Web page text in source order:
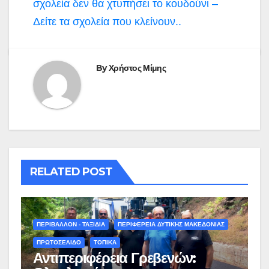
σχολεία δεν θα χτυπήσει το κουδούνι –
Δείτε τα σχολεία που κλείνουν..
ByΧρήστος Μίμης
RELATED POST
ΠΕΡΙΒΑΛΛΟΝ - ΤΑΞΙΔΙΑ ΠΕΡΙΦΕΡΕΙΑ ΔΥΤΙΚΗΣ ΜΑΚΕΔΟΝΙΑΣ
ΠΡΩΤΟΣΕΛΙΔΟ ΤΟΠΙΚΑ
Αντιπεριφέρεια Γρεβενών: